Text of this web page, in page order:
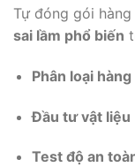
Tự đóng gói
sai lầm phổ biến
Phân loại hàng
Đầu tư vật liệu
Test độ an